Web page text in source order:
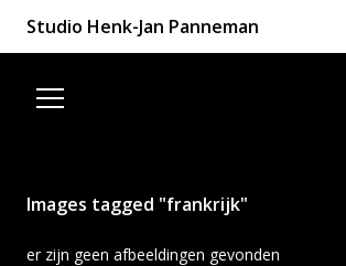
Studio Henk-Jan Panneman
Images tagged "frankrijk"
er zijn geen afbeeldingen gevonden